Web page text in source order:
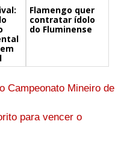
Flamengo quer
contratar ídolo
do Fluminense
Campeonato Mineiro de
para vencer o